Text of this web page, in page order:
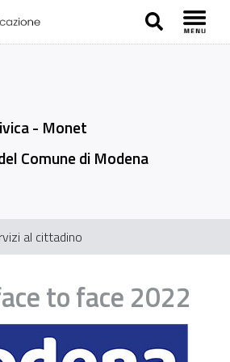
SEARCH
- Monet
Comune di Modena
al cittadino
to face 2022